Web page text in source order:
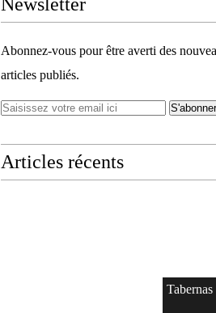
Abonnez-vous pour être averti des
articles publiés.
Articles récents
Tabernas